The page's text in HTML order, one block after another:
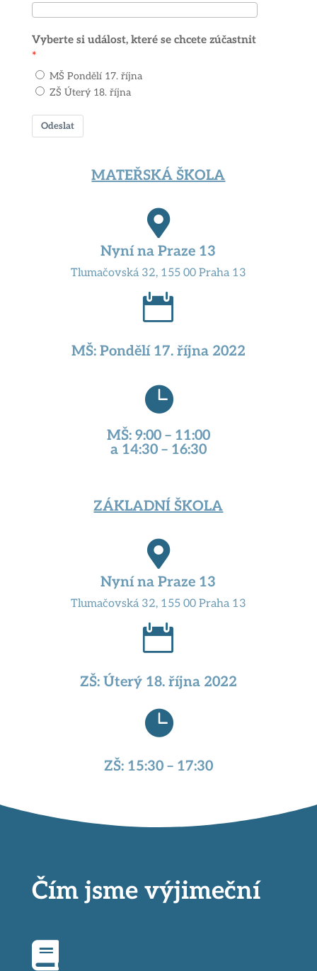
Vyberte si událost, které se chcete zúčastnit
MŠ Pondělí 17. října
ZŠ Úterý 18. října
Odeslat
MATEŘSKÁ ŠKOLA

Nyní na Praze 13
Tlumačovská 32, 155 00 Praha 13

MŠ: Pondělí 17. října 2022

MŠ: 9:00 – 11:00
a 14:30 – 16:30
ZÁKLADNÍ ŠKOLA

Nyní na Praze 13
Tlumačovská 32, 155 00 Praha 13

ZŠ: Úterý 18. října 2022

ZŠ: 15:30 – 17:30
Čím jsme výjimeční
